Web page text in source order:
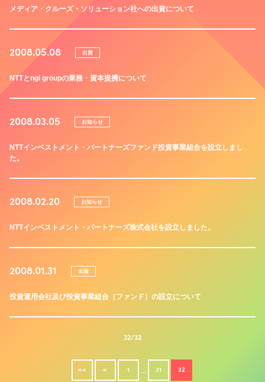
メディア・クルーズ・ソリューション社への出資について
2008.05.08 出資
NTTとngi groupの業務・資本提携について
2008.03.05 お知らせ
NTTインベストメント・パートナーズファンド投資事業組合を設立しまし
た。
2008.02.20 お知らせ
NTTインベストメント・パートナーズ株式会社を設立しました。
2008.01.31 出資
投資運用会社及び投資事業組合（ファンド）の設立について
32/32
<< < 1 … 31 32